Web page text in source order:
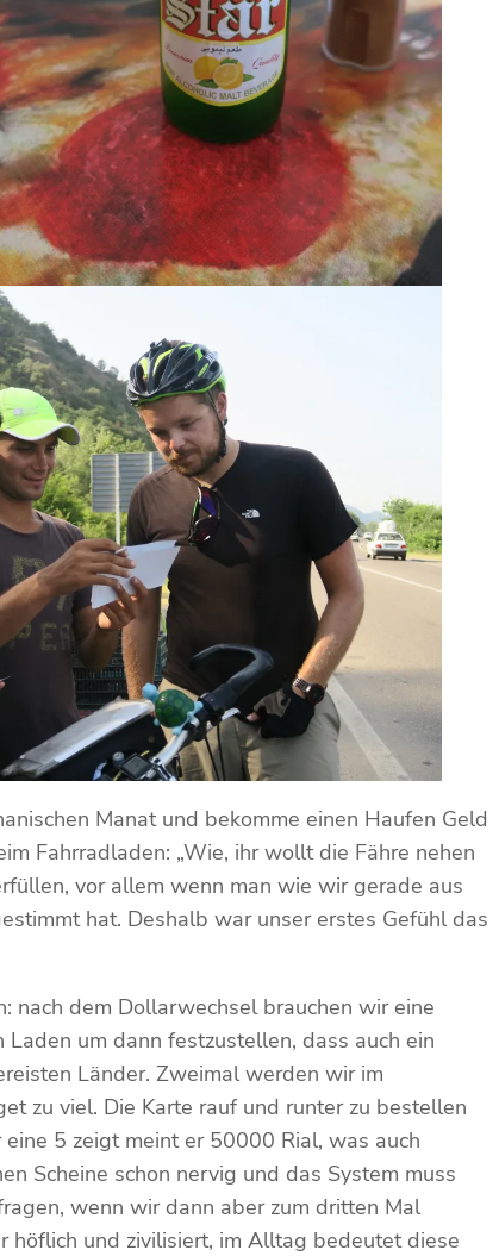
Manat und bekomme einen Haufen Geld
Fahrradladen: „Wie, ihr wollt die Fähre nehen
vor allem wenn man wie wir gerade aus
hat. Deshalb war unser erstes Gefühl das
nach dem Dollarwechsel brauchen wir eine
um dann festzustellen, dass auch ein
Länder. Zweimal werden wir im
zu viel. Die Karte rauf und runter zu bestellen
5 zeigt meint er 50000 Rial, was auch
Scheine schon nervig und das System muss
wenn wir dann aber zum dritten Mal
höflich und zivilisiert, im Alltag bedeutet diese